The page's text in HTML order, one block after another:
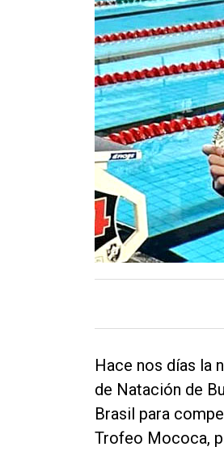
Hace nos días la
de Natación de
Brasil para
Trofeo Mococa,